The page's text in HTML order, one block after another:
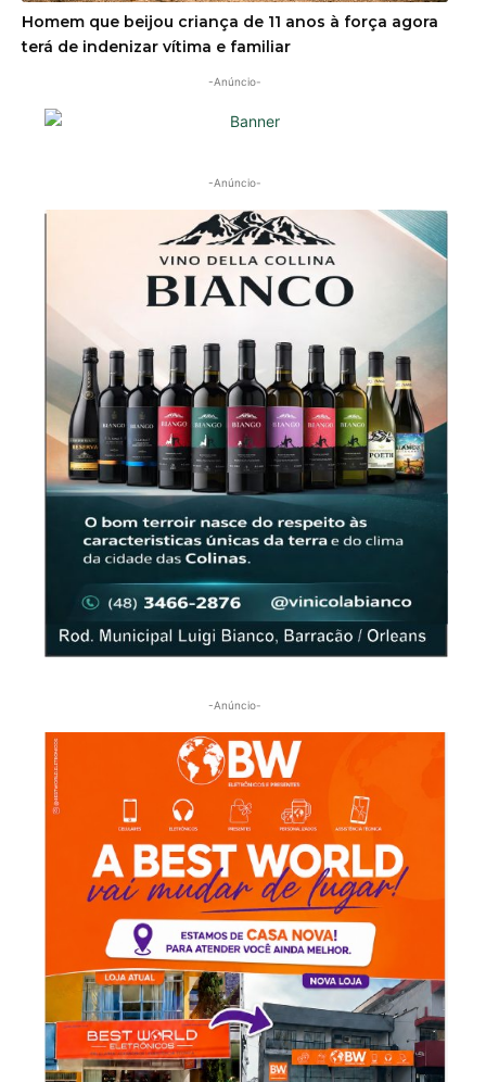
Homem que beijou criança de 11 anos à força agora
terá de indenizar vítima e familiar
-Anúncio-
-Anúncio-
-Anúncio-